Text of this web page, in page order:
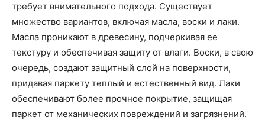
требует внимательного подхода. Существует
множество вариантов, включая масла, воски и лаки.
Масла проникают в древесину, подчеркивая ее
текстуру и обеспечивая защиту от влаги. Воски, в свою
очередь, создают защитный слой на поверхности,
придавая паркету теплый и естественный вид. Лаки
обеспечивают более прочное покрытие, защищая
паркет от механических повреждений и загрязнений.